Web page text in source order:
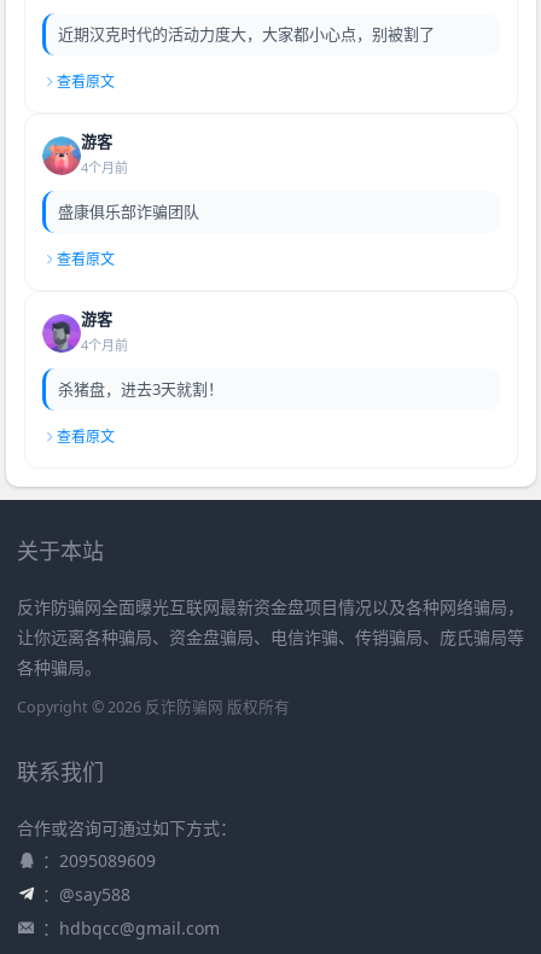
近期汉克时代的活动力度大，大家都小心点，别被割了
查看原文
游客
4个月前
盛康俱乐部诈骗团队
查看原文
游客
4个月前
杀猪盘，进去3天就割！
查看原文
关于本站
反诈防骗网全面曝光互联网最新资金盘项目情况以及各种网络骗局，
让你远离各种骗局、资金盘骗局、电信诈骗、传销骗局、庞氏骗局等
各种骗局。
Copyright © 2026 反诈防骗网 版权所有
联系我们
合作或咨询可通过如下方式：
：2095089609
：@say588
： hdbqcc@gmail.com